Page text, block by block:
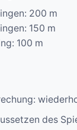
200 m
150 m
100 m
des